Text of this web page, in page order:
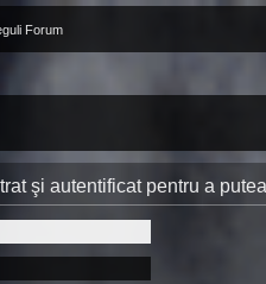
Forum
şi autentificat pentru a